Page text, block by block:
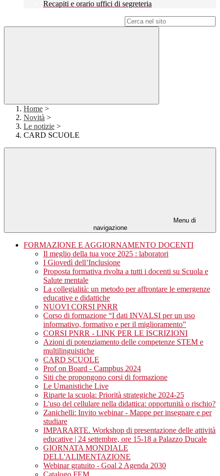
Recapiti e orario uffici di segreteria
Home >
Novità >
Le notizie >
CARD SCUOLE
Menu di
navigazione
FORMAZIONE E AGGIORNAMENTO DOCENTI
Il meglio della tua voce 2025 : laboratori
I Giovedì dell’Inclusione
Proposta formativa rivolta a tutti i docenti su Scuola e
Salute mentale
La collegialità: un metodo per affrontare le emergenze
educative e didattiche
NUOVI CORSI PNRR
Corso di formazione “I dati INVALSI per un uso
informativo, formativo e per il miglioramento”
CORSI PNRR - LINK PER LE ISCRIZIONI
Azioni di potenziamento delle competenze STEM e
multilinguistiche
CARD SCUOLE
Prof on Board - Campbus 2024
Siti che propongono corsi di formazione
Le Umanistiche Live
Riparte la scuola: Priorità strategiche 2024-25
L'uso del cellulare nella didattica: opportunità o rischio?
Zanichelli: Invito webinar - Mappe per insegnare e per
studiare
IMPARARTE. Workshop di presentazione delle attività
educative | 24 settembre, ore 15-18 a Palazzo Ducale
GIORNATA MONDIALE
DELL'ALIMENTAZIONE
Webinar gratuito - Goal 2 Agenda 2030